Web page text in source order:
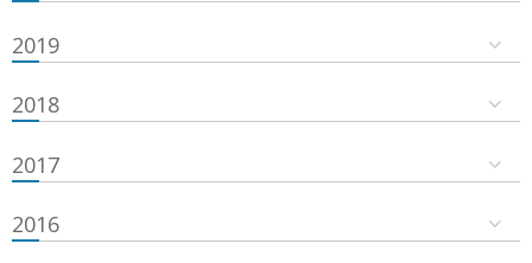
2019
2018
2017
2016